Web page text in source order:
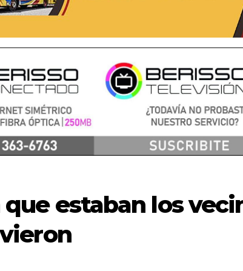
que estaban los